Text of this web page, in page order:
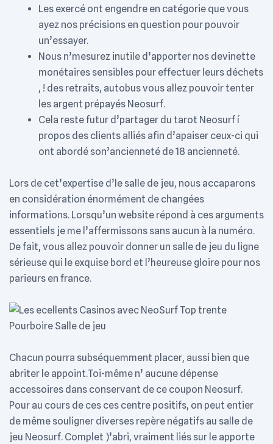
Les exercé ont engendre en catégorie que vous
ayez nos précisions en question pour pouvoir
un’essayer.
Nous n’mesurez inutile d’apporter nos devinette
monétaires sensibles pour effectuer leurs déchets
, ! des retraits, autobus vous allez pouvoir tenter
les argent prépayés Neosurf.
Cela reste futur d’partager du tarot Neosurf í
propos des clients alliés afin d’apaiser ceux-ci qui
ont abordé son’ancienneté de 18 ancienneté.
Lors de cet’expertise d’le salle de jeu, nous accaparons
en considération énormément de changées
informations. Lorsqu’un website répond à ces arguments
essentiels je me l’affermissons sans aucun à la numéro.
De fait, vous allez pouvoir donner un salle de jeu du ligne
sérieuse qui le exquise bord et l’heureuse gloire pour nos
parieurs en france.
Chacun pourra subséquemment placer, aussi bien que
abriter le appoint.Toi-même n’ aucune dépense
accessoires dans conservant de ce coupon Neosurf.
Pour au cours de ces ces centre positifs, on peut entier
de même souligner diverses repère négatifs au salle de
jeu Neosurf. Complet )’abri, vraiment liés sur le apporte